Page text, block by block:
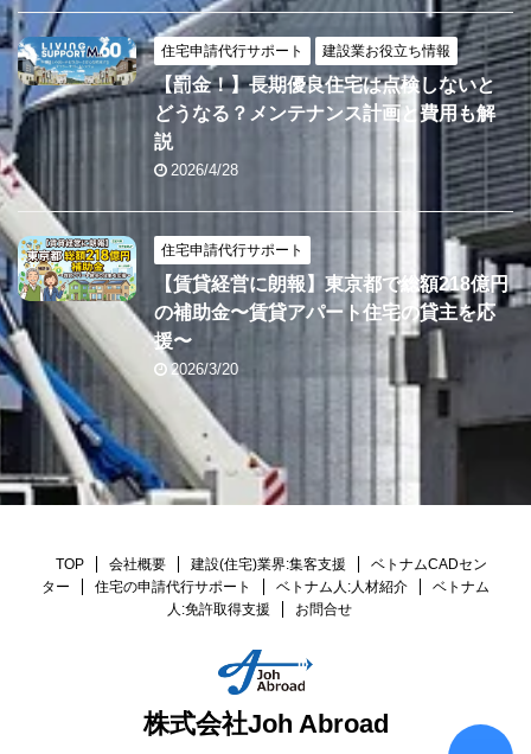
住宅申請代行サポート 建設業お役立ち情報
【罰金！】長期優良住宅は点検しないと
どうなる？メンテナンス計画と費用も解
説
2026/4/28
住宅申請代行サポート
【賃貸経営に朗報】東京都で総額218億円
の補助金〜賃貸アパート住宅の貸主を応
援〜
2026/3/20
TOP 会社概要 建設(住宅)業界:集客支援
ベトナムCADセン
ター
住宅の申請代行サポート ベトナム人:人材紹介
ベトナム
人:免許取得支援
お問合せ
株式会社Joh Abroad